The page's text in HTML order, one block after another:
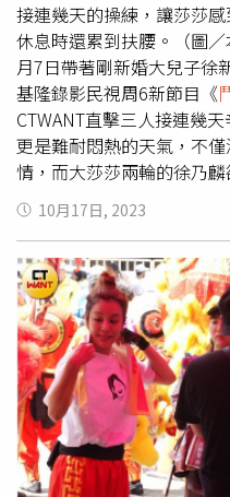
接連幾天的操練，讓莎莎
休息時還累到扶腰。（圖
月7日帶著剛新婚大兒子徐
基隆錄影民視周6新節目《
CTWANT直擊三人接連幾
更是難耐悶熱的天氣，不
情，而大莎莎兩輪的徐乃
一級棒，身強體健宛如一
獅一切都玩真的！（圖／
民視新節目《鬥陣大廟埕
11點46分，徐乃麟、徐新
的天氣之下三人皆是大汗
子上，並用右手撐著腰，
是感到有些吃不消。徐乃
新洋在一旁喘吁吁說不出
後，錄影工作再度開始，
場，接著由醒獅團的專業
獅子推到後方一隅，而莎莎
乃麟對於自己體能相當自豪
10月17日, 2023